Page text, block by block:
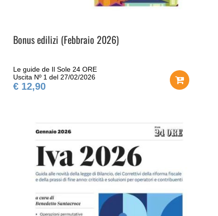
Bonus edilizi (Febbraio 2026)
Le guide de Il Sole 24 ORE
Uscita Nº 1 del 27/02/2026
€ 12,90